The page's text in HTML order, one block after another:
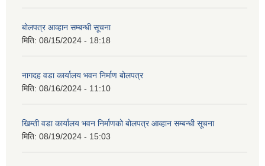
बोलपत्र आव्हान सम्बन्धी सूचना
मिति: 08/15/2024 - 18:18
नागदह वडा कार्यालय भवन निर्माण बोलपत्र
मिति: 08/16/2024 - 11:10
खिम्ती वडा कार्यालय भवन निर्माणको बोलपत्र आव्हान सम्बन्धी सूचना
मिति: 08/19/2024 - 15:03